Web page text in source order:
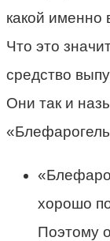
какой именно
Что это
средство
Они так и
хорошо
Поэтому